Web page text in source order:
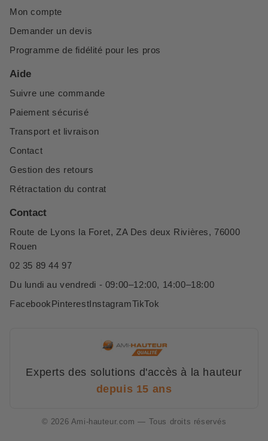
Mon compte
Demander un devis
Programme de fidélité pour les pros
Aide
Suivre une commande
Paiement sécurisé
Transport et livraison
Contact
Gestion des retours
Rétractation du contrat
Contact
Route de Lyons la Foret, ZA Des deux Rivières, 76000
Rouen
02 35 89 44 97
Du lundi au vendredi - 09:00–12:00, 14:00–18:00
FacebookPinterestInstagramTikTok
Experts des solutions d'accès à la hauteur
depuis 15 ans
© 2026 Ami-hauteur.com — Tous droits réservés